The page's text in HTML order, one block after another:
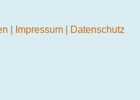
Impressum Datenschutz